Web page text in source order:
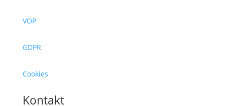
VOP
GDPR
Cookies
Kontakt